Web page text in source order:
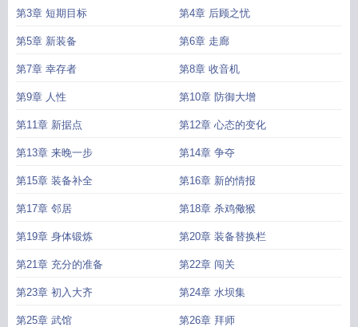
第3章 短期目标 第4章 后顾之忧
第5章 新装备 第6章 走廊
第7章 幸存者 第8章 收音机
第9章 人性 第10章 防御大增
第11章 新据点 第12章 心态的变化
第13章 来晚一步 第14章 争夺
第15章 装备补全 第16章 新的情报
第17章 邻居 第18章 杀鸡儆猴
第19章 身体锻炼 第20章 装备替换栏
第21章 充分的准备 第22章 闯关
第23章 初入大齐 第24章 水坝集
第25章 武馆 第26章 拜师